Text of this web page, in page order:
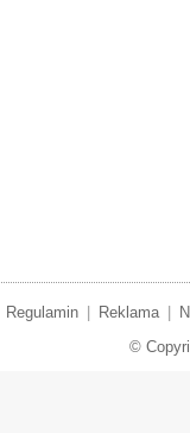
Regulamin Reklama
©